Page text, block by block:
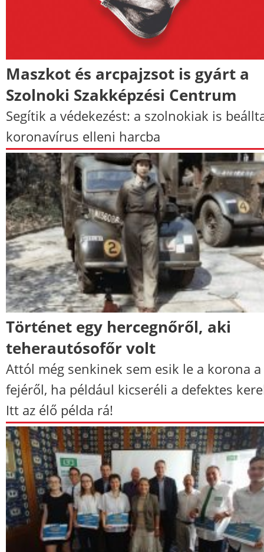
Maszkot és arcpajzsot is gyárt a
Szolnoki Szakképzési Centrum
Segítik a védekezést: a szolnokiak is
koronavírus elleni harcba
Történet egy hercegnőről, aki
teherautósofőr volt
Attól még senkinek sem esik le a korona a
fejéről, ha például kicseréli a defektes
Itt az élő példa rá!